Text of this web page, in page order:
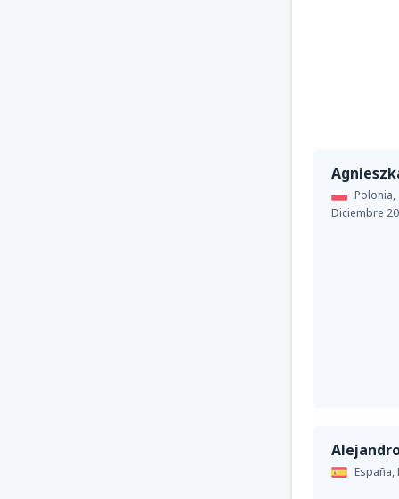
Polonia,
Diciembre
España,